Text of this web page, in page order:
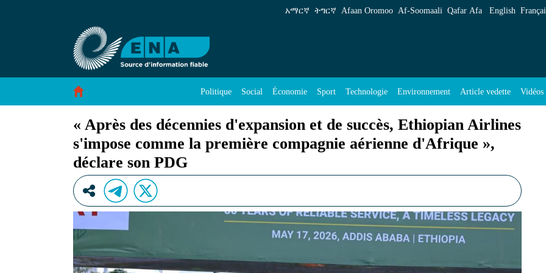
« Après des décennies d&#39;expansion et de succès, Ethiopian Airlines s&#39;impose
አማርኛ ትግርኛ Afaan Oromoo Af‑Soomaali Qafar Afa English
Politique Social Économie Sport Technologie Environnement Article vedette Vidéos
« Après des décennies d'expansion et de succès, Ethiopian Airlines
s'impose comme la première compagnie aérienne d'Afrique »,
déclare son PDG